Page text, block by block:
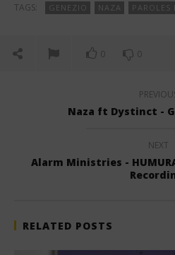
TAGS: GENEZIO NAZA PAROLES
0 0
Naza ft Dystinct -
NEXT
Alarm Ministries -
RELATED POSTS